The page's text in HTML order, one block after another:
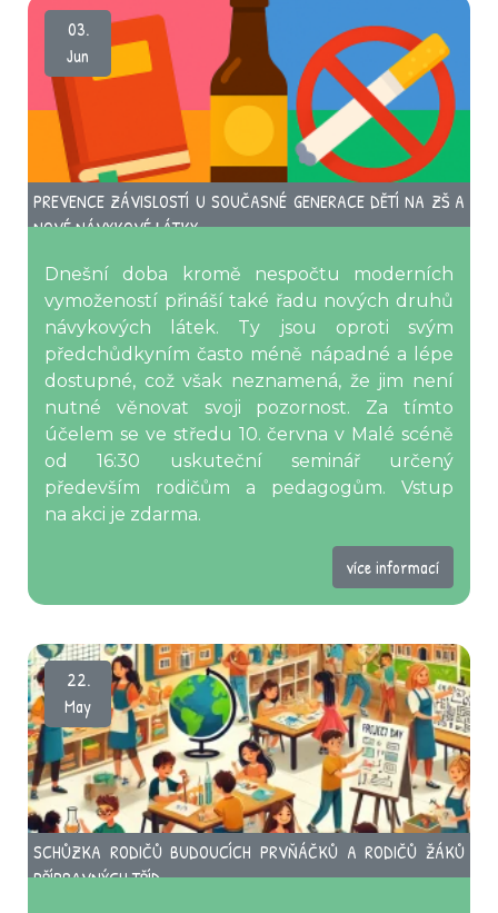
03.
Jun
PREVENCE ZÁVISLOSTÍ U SOUČASNÉ GENERACE DĚTÍ NA ZŠ A
NOVÉ NÁVYKOVÉ LÁTKY
Dnešní doba kromě nespočtu moderních
vymožeností přináší také řadu nových druhů
návykových látek. Ty jsou oproti svým
předchůdkyním často méně nápadné a lépe
dostupné, což však neznamená, že jim není
nutné věnovat svoji pozornost. Za tímto
účelem se ve středu 10. června v Malé scéně
od 16:30 uskuteční seminář určený
především rodičům a pedagogům. Vstup
na akci je zdarma.
více informací
22.
May
SCHŮZKA RODIČŮ BUDOUCÍCH PRVŇÁČKŮ A RODIČŮ ŽÁKŮ
PŘÍPRAVNÝCH TŘÍD